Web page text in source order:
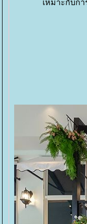
เหมาะกับก